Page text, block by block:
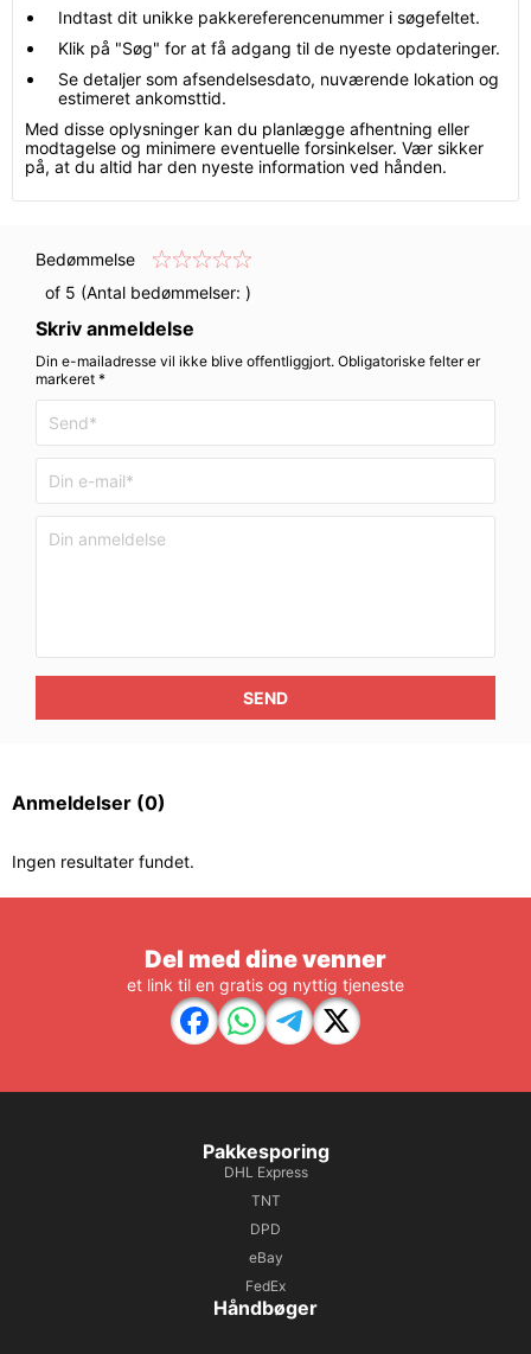
Indtast dit unikke pakkereferencenummer i søgefeltet.
Klik på "Søg" for at få adgang til de nyeste opdateringer.
Se detaljer som afsendelsesdato, nuværende lokation og
estimeret ankomsttid.
Med disse oplysninger kan du planlægge afhentning eller
modtagelse og minimere eventuelle forsinkelser. Vær sikker
på, at du altid har den nyeste information ved hånden.
Bedømmelse
of 5 (Antal bedømmelser: )
Skriv anmeldelse
Din e-mailadresse vil ikke blive offentliggjort. Obligatoriske felter er
markeret *
SEND
Anmeldelser (0)
Ingen resultater fundet.
Del med dine venner
et link til en gratis og nyttig tjeneste
Pakkesporing
DHL Express
TNT
DPD
eBay
FedEx
Håndbøger